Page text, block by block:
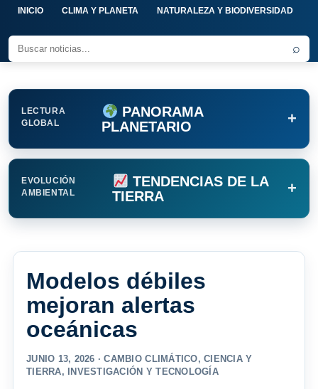
INICIO CLIMA Y PLANETA NATURALEZA Y BIODIVERSIDAD
⌕
LECTURA
GLOBAL
PANORAMA
PLANETARIO
+
EVOLUCIÓN
AMBIENTAL
TENDENCIAS DE LA
TIERRA
+
Modelos débiles
mejoran alertas
oceánicas
JUNIO 13, 2026 ·CAMBIO CLIMÁTICO,CIENCIA Y
TIERRA, INVESTIGACIÓN Y TECNOLOGÍA